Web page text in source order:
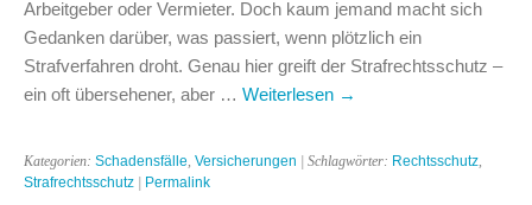
Arbeitgeber oder Vermieter. Doch kaum jemand macht sich
Gedanken darüber, was passiert, wenn plötzlich ein
Strafverfahren droht. Genau hier greift der Strafrechtsschutz –
ein oft übersehener, aber … Weiterlesen →
Kategorien: Schadensfälle Versicherungen | Schlagwörter: Rechtsschutz
Strafrechtsschutz | Permalink